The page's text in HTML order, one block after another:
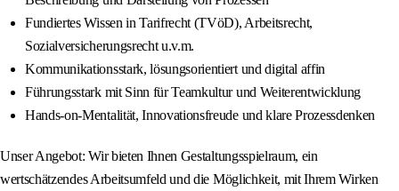
Fundiertes Wissen in Tarifrecht (TVöD), Arbeitsrecht,
Sozialversicherungsrecht u.v.m.
Kommunikationsstark, lösungsorientiert und digital affin
Führungsstark mit Sinn für Teamkultur und Weiterentwicklung
Hands-on-Mentalität, Innovationsfreude und klare Prozessdenken
Unser Angebot: Wir bieten Ihnen Gestaltungsspielraum, ein
wertschätzendes Arbeitsumfeld und die Möglichkeit, mit Ihrem Wirken